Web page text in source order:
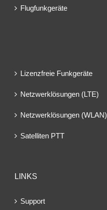
Flugfunkgeräte
Lizenzfreie Funkgeräte
Netzwerklösungen (LTE)
Netzwerklösungen (WLAN)
Satelliten PTT
LINKS
Support